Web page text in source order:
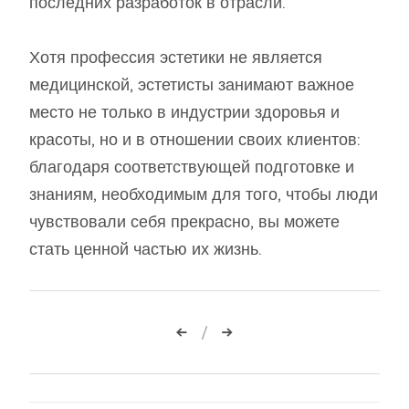
Хотя профессия эстетики не является
медицинской, эстетисты занимают важное
место не только в индустрии здоровья и
красоты, но и в отношении своих клиентов:
благодаря соответствующей подготовке и
знаниям, необходимым для того, чтобы люди
чувствовали себя прекрасно, вы можете
стать ценной частью их жизнь.
Навигация
по